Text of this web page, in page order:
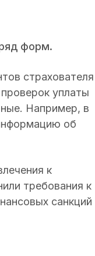
форм.
страхователя
уплаты
Например, в
об
к
требования к
санкций